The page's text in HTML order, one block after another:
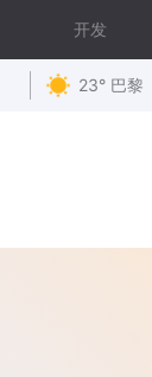
开发
23° 巴黎